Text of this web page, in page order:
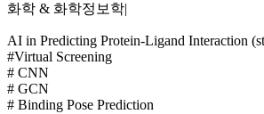
화학 & 화학정보학|
AI in Predicting Protein-Ligand Interaction
#Virtual Screening
# CNN
# GCN
# Binding Pose Prediction